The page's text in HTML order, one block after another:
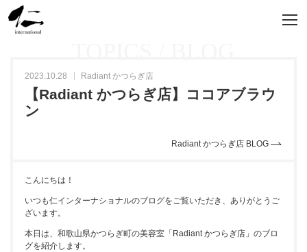
2023.10.28 Radiant かつらぎ店
【Radiant かつらぎ店】ココアブラウ
ン
Radiant かつらぎ店 BLOG
こんにちは！
いつも仁インターナショナルのブログをご覧いただき、ありがとうご
ざいます。
本日は、和歌山県かつらぎ町の美容室「Radiant かつらぎ店」のブロ
グを紹介します。